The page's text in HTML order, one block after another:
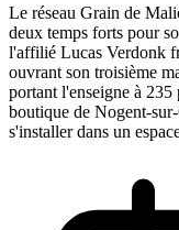
Le réseau Grain de
deux temps forts pour
l'affilié Lucas Verdonk
ouvrant son troisième
portant l'enseigne à
boutique de Nogent-
s'installer dans un